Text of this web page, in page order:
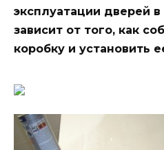
эксплуатации дверей
зависит от того, как
коробку и установить